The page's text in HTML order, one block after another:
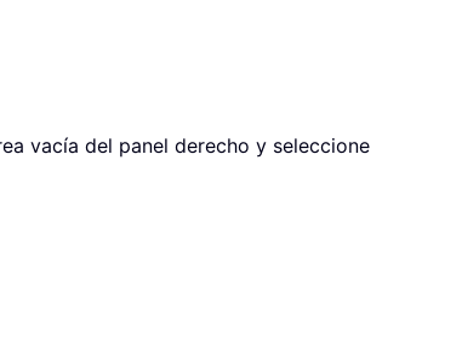
vacía del panel derecho y seleccione